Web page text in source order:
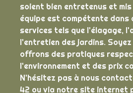
soient bien entretenus et
équipe est compétente
services tels que l'élagage,
l'entretien des jardins.
offrons des pratiques
l'environnement et des prix
N'hésitez pas à nous
42 ou via notre site internet